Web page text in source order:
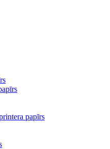
papīrs